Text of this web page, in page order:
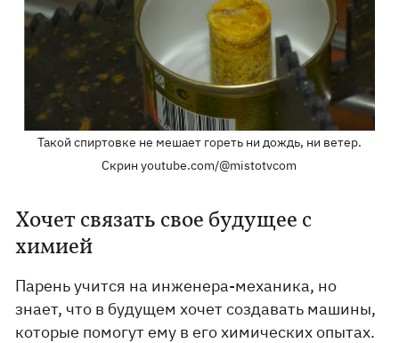
Такой спиртовке не мешает гореть ни дождь, ни ветер.
Скрин youtube.com/@mistotvcom
Хочет связать свое будущее с
химией
Парень учится на инженера-механика, но
знает, что в будущем хочет создавать машины,
которые помогут ему в его химических опытах.